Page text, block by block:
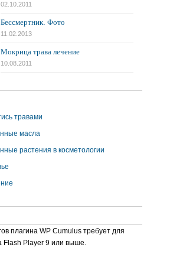
02.10.2011
Бессмертник. Фото
11.02.2013
Мокрица трава лечение
10.08.2011
травами
масла
растения в косметологии
плагина WP Cumulus требует для
Flash Player 9 или выше.